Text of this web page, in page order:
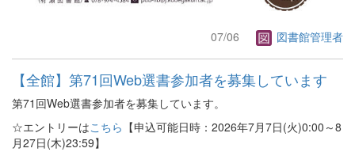
07/06 図書館管理者
【全館】第71回Web選書参加者を募集しています
第71回Web選書参加者を募集しています。
☆エントリーはこちら 【申込可能日時：2026年7月7日(火)0:00～8
月27日(木)23:59】